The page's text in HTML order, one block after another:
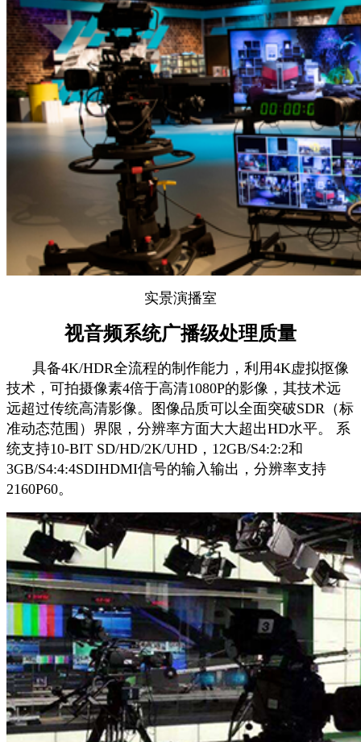
实景演播室
视音频系统广播级处理质量
具备4K/HDR全流程的制作能力，利用4K虚拟抠像
技术，可拍摄像素4倍于高清1080P的影像，其技术远
远超过传统高清影像。图像品质可以全面突破SDR（标
准动态范围）界限，分辨率方面大大超出HD水平。 系
统支持10-BIT SD/HD/2K/UHD，12GB/S4:2:2和
3GB/S4:4:4SDIHDMI信号的输入输出，分辨率支持
2160P60。